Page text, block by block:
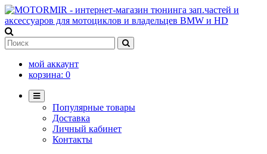
мой аккаунт
корзина: 0
Популярные товары
Доставка
Личный кабинет
Контакты